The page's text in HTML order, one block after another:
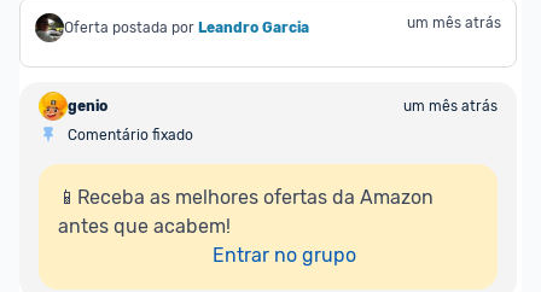
Oferta postada por Leandro Garcia um mês atrás
genio
um mês atrás
Comentário fixado
📱Receba as melhores ofertas da Amazon
antes que acabem!
Entrar no grupo